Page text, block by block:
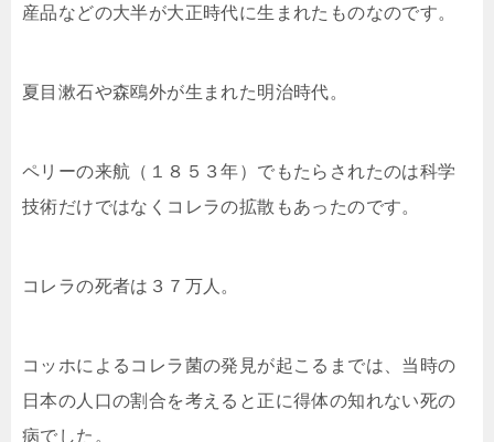
産品などの大半が大正時代に生まれたものなのです。
夏目漱石や森鴎外が生まれた明治時代。
ペリーの来航（１８５３年）でもたらされたのは科学
技術だけではなくコレラの拡散もあったのです。
コレラの死者は３７万人。
コッホによるコレラ菌の発見が起こるまでは、当時の
日本の人口の割合を考えると正に得体の知れない死の
病でした。